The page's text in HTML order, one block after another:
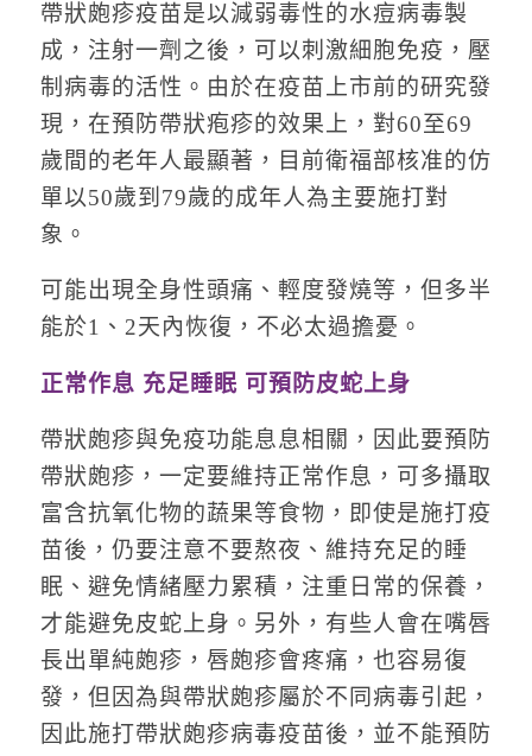
帶狀皰疹疫苗是以減弱毒性的水痘病毒製
成，注射一劑之後，可以刺激細胞免疫，壓
制病毒的活性。由於在疫苗上市前的研究發
現，在預防帶狀疱疹的效果上，對60至69
歲間的老年人最顯著，目前衛福部核准的仿
單以50歲到79歲的成年人為主要施打對
象。
可能出現全身性頭痛、輕度發燒等，但多半
能於1、2天內恢復，不必太過擔憂。
正常作息 充足睡眠 可預防皮蛇上身
帶狀皰疹與免疫功能息息相關，因此要預防
帶狀皰疹，一定要維持正常作息，可多攝取
富含抗氧化物的蔬果等食物，即使是施打疫
苗後，仍要注意不要熬夜、維持充足的睡
眠、避免情緒壓力累積，注重日常的保養，
才能避免皮蛇上身。另外，有些人會在嘴唇
長出單純皰疹，唇皰疹會疼痛，也容易復
發，但因為與帶狀皰疹屬於不同病毒引起，
因此施打帶狀皰疹病毒疫苗後，並不能預防